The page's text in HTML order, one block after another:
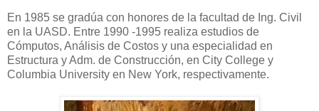
En 1985 se gradúa con honores de la facultad de Ing. Civil
en la UASD. Entre 1990 -1995 realiza estudios de
Cómputos, Análisis de Costos y una especialidad en
Estructura y Adm. de Construcción, en City College y
Columbia University en New York, respectivamente.